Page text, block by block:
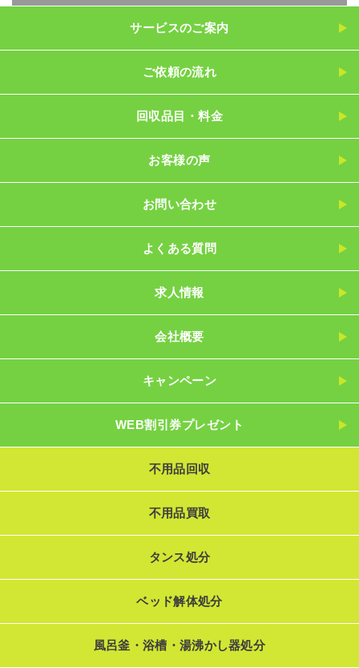
サービスのご案内
ご依頼の流れ
回収品目・料金
お客様の声
お問い合わせ
よくある質問
求人情報
会社概要
キャンペーン
WEB割引券プレゼント
不用品回収
不用品買取
タンス処分
ベッド解体処分
風呂釜・浴槽・湯沸かし器処分